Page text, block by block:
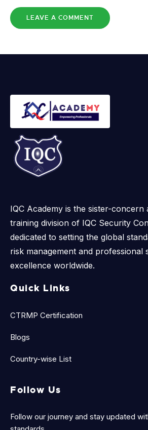
IQC Academy is the sister-concern
training division of IQC Security
dedicated to setting the global
risk management and professional
excellence worldwide.
Quick Links
CTRMP Certification
Blogs
Country-wise List
Follow Us
Follow our journey and stay updated